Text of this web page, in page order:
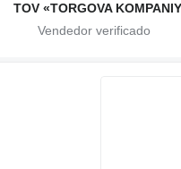
TOV «TORGOVA